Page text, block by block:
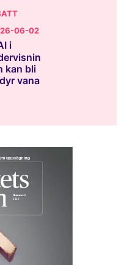
06-02
i
kan bli
vana